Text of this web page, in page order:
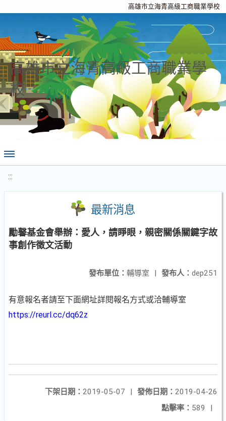
高雄市立海青高級工商職業學校
高雄市立海青高級工商職業學
校
:::
最新消息
勵馨基金會舉辦：愛人，請睜眼，親密關係關鍵字故
事創作徵文活動
發布人： dep251
發布單位： 輔導室 |
有意報名者請至下面網址詳閱報名方式或洽輔導室
https://reurl.cc/dq62z
發佈日期： 2019-04-26
下架日期： 2019-05-07
|
點擊率： 589 |